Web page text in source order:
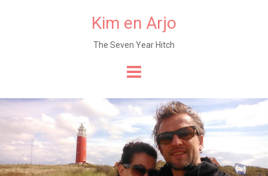
Kim en Arjo
The Seven Year Hitch